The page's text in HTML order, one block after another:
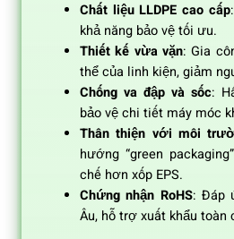
Chất liệu LLDPE cao cấp
khả năng bảo vệ tối ưu.
Thiết kế vừa vặn: Gia
thể của linh kiện, giảm
Chống va đập và sốc:
bảo vệ chi tiết máy móc
Thân thiện với môi
hướng “green
chế hơn xốp EPS.
Chứng nhận RoHS: Đáp
Âu, hỗ trợ xuất khẩu toàn